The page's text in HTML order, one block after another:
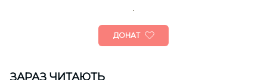
ДОНАТ
ЗАРАЗ ЧИТАЮТЬ